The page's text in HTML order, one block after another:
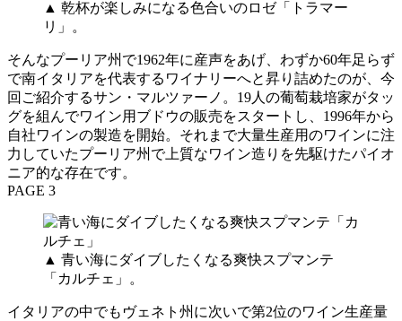
▲ 乾杯が楽しみになる色合いのロゼ「トラマー
リ」。
そんなプーリア州で1962年に産声をあげ、わずか60年足らず
で南イタリアを代表するワイナリーへと昇り詰めたのが、今
回ご紹介するサン・マルツァーノ。19人の葡萄栽培家がタッ
グを組んでワイン用ブドウの販売をスタートし、1996年から
自社ワインの製造を開始。それまで大量生産用のワインに注
力していたプーリア州で上質なワイン造りを先駆けたパイオ
ニア的な存在です。
PAGE 3
▲ 青い海にダイブしたくなる爽快スプマンテ
「カルチェ」。
イタリアの中でもヴェネト州に次いで第2位のワイン生産量